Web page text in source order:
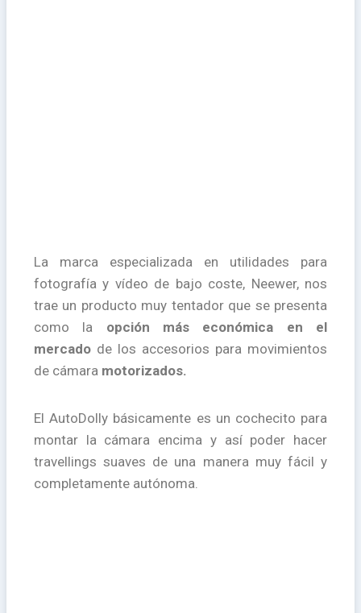
La marca especializada en utilidades para
fotografía y vídeo de bajo coste, Neewer, nos
trae un producto muy tentador que se presenta
como la opción más económica en el
mercado de los accesorios para movimientos
de cámara motorizados.
El AutoDolly básicamente es un cochecito para
montar la cámara encima y así poder hacer
travellings suaves de una manera muy fácil y
completamente autónoma.